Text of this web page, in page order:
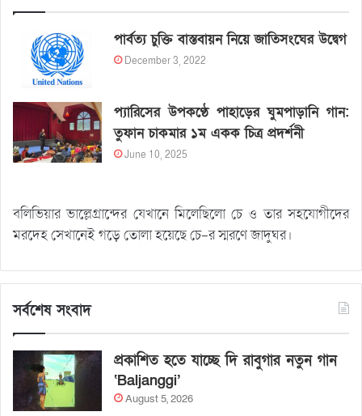
পার্বত্য চুক্তি বাস্তবায়ন নিয়ে জাতিসংঘের উদ্বেগ
December 3, 2022
প্যারিসের উপকণ্ঠে পাহাড়ের ঘুমপাড়ানি গান:
তুফান চাকমার ১ম একক চিত্র প্রদর্শনী
June 10, 2025
বলিভিয়ার ভাল্লেগ্রান্দের যেখানে মিলেছিলো চে ও তার সহযোগীদের
মরদেহ সেখানেই গড়ে তোলা হয়েছে চে-র স্মরণে জাদুঘর।
সর্বশেষ সংবাদ
প্রকাশিত হতে যাচ্ছে দি রাবুগার নতুন গান
‘Baljanggi’
August 5, 2026